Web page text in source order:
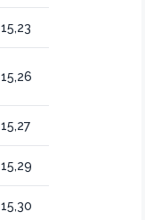
15,23
15,26
15,27
15,29
15,30